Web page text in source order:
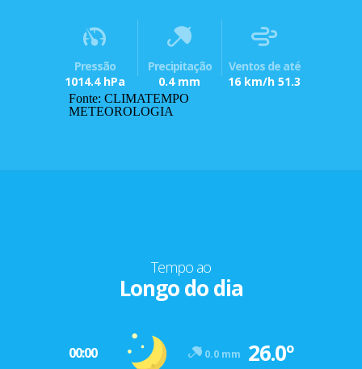
Pressão
1014.4 hPa
Precipitação
0.4 mm
Ventos de até
16 km/h 51.3
Fonte: CLIMATEMPO
METEOROLOGIA
Tempo ao
Longo do dia
00:00 0.0 mm 26.0º